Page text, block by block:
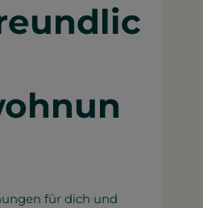
für dich und